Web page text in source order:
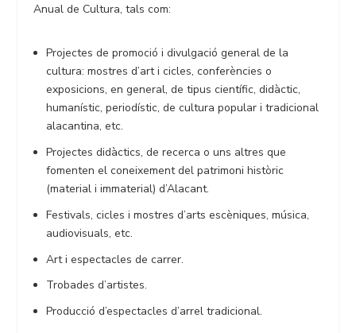
Anual de Cultura, tals com:
Projectes de promoció i divulgació general de la
cultura: mostres d’art i cicles, conferències o
exposicions, en general, de tipus científic, didàctic,
humanístic, periodístic, de cultura popular i tradicional
alacantina, etc.
Projectes didàctics, de recerca o uns altres que
fomenten el coneixement del patrimoni històric
(material i immaterial) d’Alacant.
Festivals, cicles i mostres d’arts escèniques, música,
audiovisuals, etc.
Art i espectacles de carrer.
Trobades d’artistes.
Producció d’espectacles d’arrel tradicional.